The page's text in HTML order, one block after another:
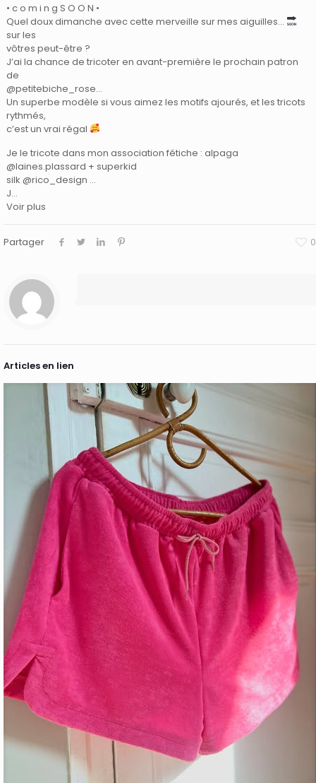
• c o m i n g S O O N •
Quel doux dimanche avec cette merveille sur mes aiguilles…
sur les
vôtres peut-être ?
J’ai la chance de tricoter en avant-première le prochain patron
de
@petitebiche_rose…
Un superbe modèle si vous aimez les motifs ajourés, et les tricots
rythmés,
c’est un vrai régal
Je le tricote dans mon association fétiche : alpaga
@laines.plassard + superkid
silk @rico_design …
J…
Voir plus
Partager 0
Articles en lien